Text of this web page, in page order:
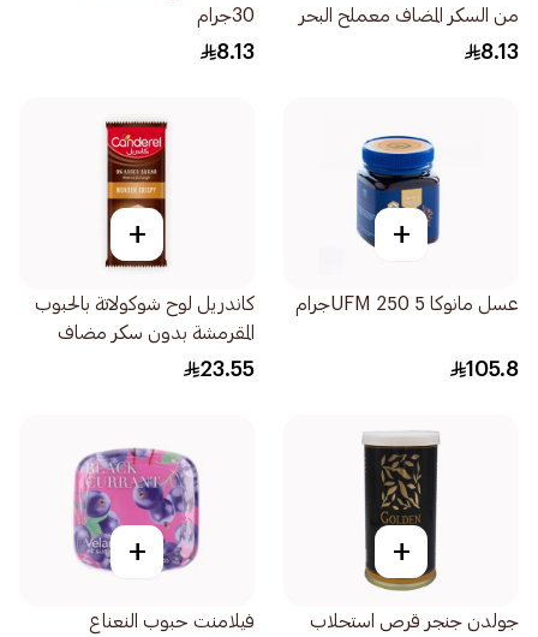
من السكر المضاف معملح البحر
30جرام
8.13
30جرام
8.13
+
عسل مانوكا 5 UFM 250جرام
105.8
+
كاندريل لوح شوكولاتة بالحبوب
المقرمشة بدون سكر مضاف
100جرام
23.55
+
جولدن جنجر قرص استحلاب
+
فيلامنت حبوب النعناع